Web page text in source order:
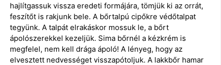
hajlítgassuk vissza eredeti formájára, tömjük ki az orrát,
feszítőt is rakjunk bele. A bőrtalpú cipőkre védőtalpat
tegyünk. A talpát elrakáskor mossuk le, a bőrt
ápolószerekkel kezeljük. Sima bőrnél a kézkrém is
megfelel, nem kell drága ápoló! A lényeg, hogy az
elvesztett nedvességet visszapótoljuk. A lakkbőr hamar